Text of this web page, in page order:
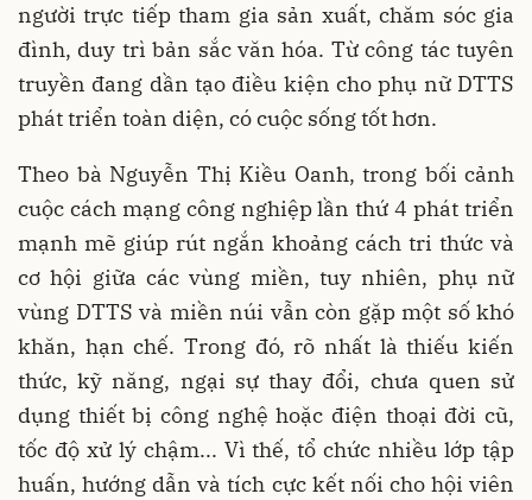
người trực tiếp tham gia sản xuất, chăm sóc gia
đình, duy trì bản sắc văn hóa. Từ công tác tuyên
truyền đang dần tạo điều kiện cho phụ nữ DTTS
phát triển toàn diện, có cuộc sống tốt hơn.
Theo bà Nguyễn Thị Kiều Oanh, trong bối cảnh
cuộc cách mạng công nghiệp lần thứ 4 phát triển
mạnh mẽ giúp rút ngắn khoảng cách tri thức và
cơ hội giữa các vùng miền, tuy nhiên, phụ nữ
vùng DTTS và miền núi vẫn còn gặp một số khó
khăn, hạn chế. Trong đó, rõ nhất là thiếu kiến
thức, kỹ năng, ngại sự thay đổi, chưa quen sử
dụng thiết bị công nghệ hoặc điện thoại đời cũ,
tốc độ xử lý chậm... Vì thế, tổ chức nhiều lớp tập
huấn, hướng dẫn và tích cực kết nối cho hội viên